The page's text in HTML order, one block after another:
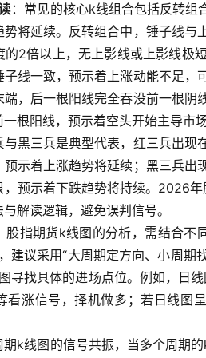
：常见的核心k线组合包括反转组
将延续。反转组合中，锤子线
的2倍以上，无上影线或上影线极
线一致，预示着上涨动能不足
，后一根阳线完全吞没前一根
根阳线，预示着空头开始主导市场
黑三兵是典型代表，红三兵出
示着上涨趋势将延续；黑三兵
，预示着下跌趋势将持续。2026
解读逻辑，避免误判信号。
股指期货k线图的分析，需结合不
建议采用“大周期定方向、小周期
寻找具体的进场点位。例如，日
看涨信号，择机做多；若日线图
期k线图的信号共振，当多个周期